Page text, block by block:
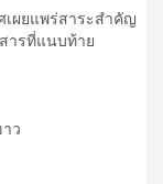
ผยแพร่สาระสำคัญ
ารที่แนบท้าย
ว